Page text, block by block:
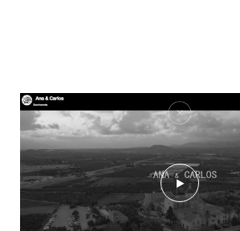
PORTFOLIO
MARIAGES
VIDÉOS